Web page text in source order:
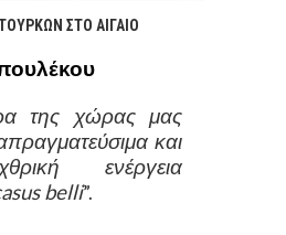
ΣΤΟ ΑΙΓΑΙΟ
της χώρας μας
και
ενέργεια
belli”.